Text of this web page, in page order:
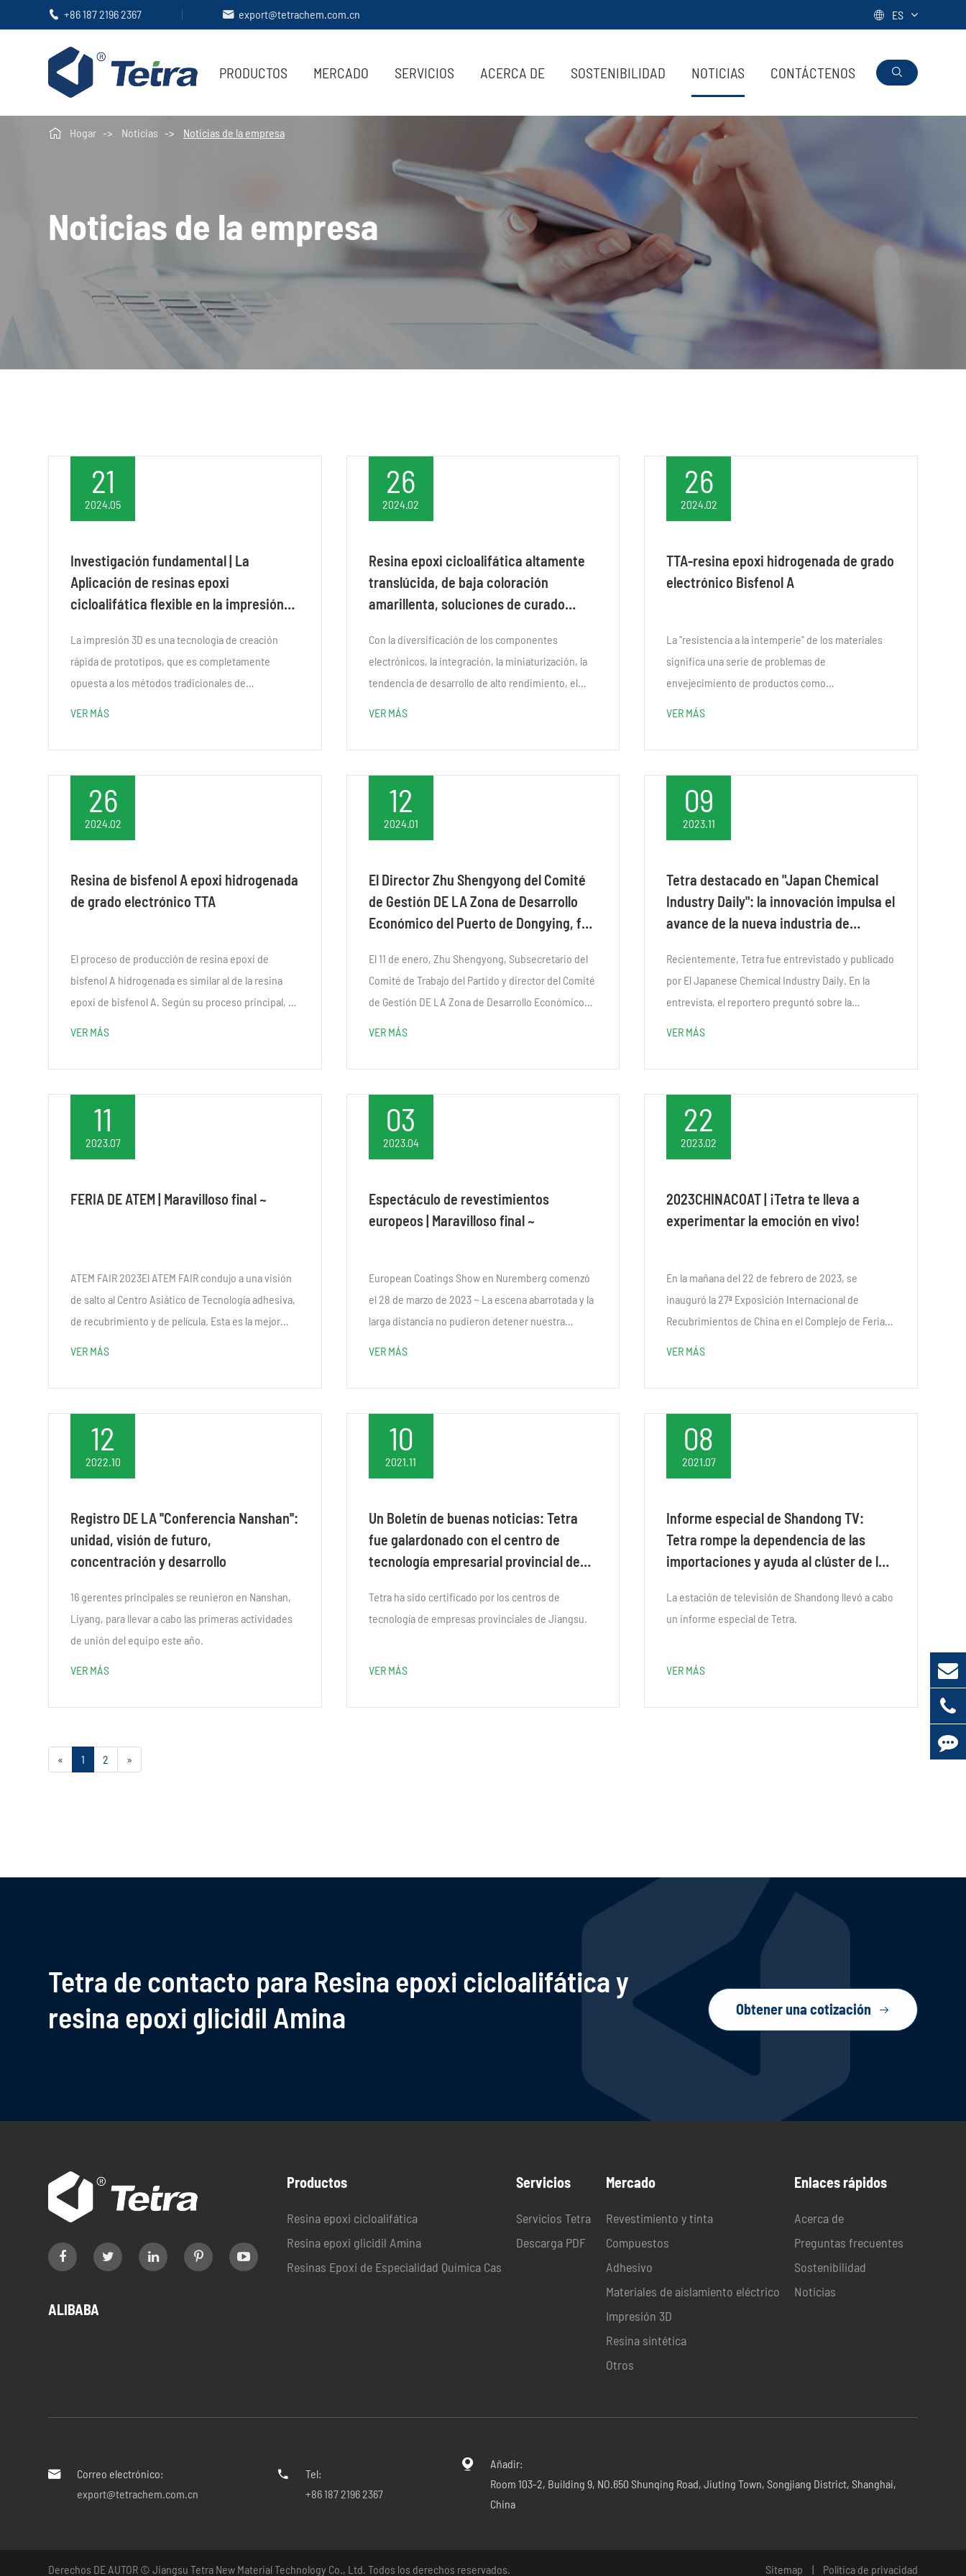
 +86 187 2196 2367  export@tetrachem.com.cn  ES
PRODUCTOS MERCADO SERVICIOS ACERCA DE SOSTENIBILIDAD NOTICIAS CONTÁCTENOS 
Noticias de la empresa
 Hogar Noticias Noticias de la empresa
21
2024.05
Investigación fundamental | La
Aplicación de resinas epoxi
cicloalifática flexible en la impresión
La impresión 3D es una tecnología de creación
rápida de prototipos, que es completamente
opuesta a los métodos tradicionales de
basado en tres-DIM...
VER MÁS
26
2024.02
Resina epoxi cicloalifática altamente
translúcida, de baja coloración
amarillenta, soluciones de curado
Con la diversificación de los componentes
electrónicos, la integración, la miniaturización, la
tendencia de desarrollo de alto rendimiento, el
VER MÁS
26
2024.02
TTA-resina epoxi hidrogenada de grado
electrónico Bisfenol A
La "resistencia a la intemperie" de los materiales
significa una serie de problemas de
envejecimiento de productos como
de condiciones climáticas naturales...
VER MÁS
26
2024.02
Resina de bisfenol A epoxi hidrogenada
de grado electrónico TTA
El proceso de producción de resina epoxi de
bisfenol A hidrogenada es similar al de la resina
epoxi de bisfenol A. Según su proceso principal, el
VER MÁS
12
2024.01
El Director Zhu Shengyong del Comité
de Gestión DE LA Zona de Desarrollo
Económico del Puerto de Dongying, fue
de Tetra para la investigación
El 11 de enero, Zhu Shengyong, Subsecretario del
Comité de Trabajo del Partido y director del Comité
de Gestión DE LA Zona de Desarrollo Económico
VER MÁS
09
2023.11
Tetra destacado en "Japan Chemical
Industry Daily": la innovación impulsa el
avance de la nueva industria de
Recientemente, Tetra fue entrevistado y publicado
por El Japanese Chemical Industry Daily. En la
entrevista, el reportero preguntó sobre la
VER MÁS
11
2023.07
FERIA DE ATEM | Maravilloso final ~
ATEM FAIR 2023El ATEM FAIR condujo a una visión
de salto al Centro Asiático de Tecnología adhesiva,
de recubrimiento y de película. Esta es la mejor
VER MÁS
03
2023.04
Espectáculo de revestimientos
europeos | Maravilloso final ~
European Coatings Show en Nuremberg comenzó
el 28 de marzo de 2023 ~ La escena abarrotada y la
larga distancia no pudieron detener nuestra
VER MÁS
22
2023.02
2023CHINACOAT | ¡Tetra te lleva a
experimentar la emoción en vivo!
En la mañana del 22 de febrero de 2023, se
inauguró la 27ª Exposición Internacional de
Recubrimientos de China en el Complejo de Feria
tres...
VER MÁS
12
2022.10
Registro DE LA ''Conferencia Nanshan'':
unidad, visión de futuro,
concentración y desarrollo
16 gerentes principales se reunieron en Nanshan,
Liyang, para llevar a cabo las primeras actividades
de unión del equipo este año.
VER MÁS
10
2021.11
Un Boletín de buenas noticias: Tetra
fue galardonado con el centro de
tecnología empresarial provincial de
Tetra ha sido certificado por los centros de
tecnología de empresas provinciales de Jiangsu.
VER MÁS
08
2021.07
Informe especial de Shandong TV:
Tetra rompe la dependencia de las
importaciones y ayuda al clúster de la
La estación de televisión de Shandong llevó a cabo
un informe especial de Tetra.
VER MÁS
« 1 2 »
Tetra de contacto para Resina epoxi cicloalifática y
resina epoxi glicidil Amina
Obtener una cotización 
ALIBABA
Productos
Resina epoxi cicloalifática
Resina epoxi glicidil Amina
Resinas Epoxi de Especialidad Química Cas
Servicios
Servicios Tetra
Descarga PDF
Mercado
Revestimiento y tinta
Compuestos
Adhesivo
Materiales de aislamiento eléctrico
Impresión 3D
Resina sintética
Otros
Enlaces rápidos
Acerca de
Preguntas frecuentes
Sostenibilidad
Noticias

Correo electrónico:
export@tetrachem.com.cn

Tel:
+86 187 2196 2367

Añadir:
Room 103-2, Building 9, NO.650 Shunqing Road, Jiuting Town, Songjiang District, Shanghai,
China
Derechos DE AUTOR ©Jiangsu Tetra New Material Technology Co., Ltd.Todos los derechos reservados. Sitemap | Política de privacidad